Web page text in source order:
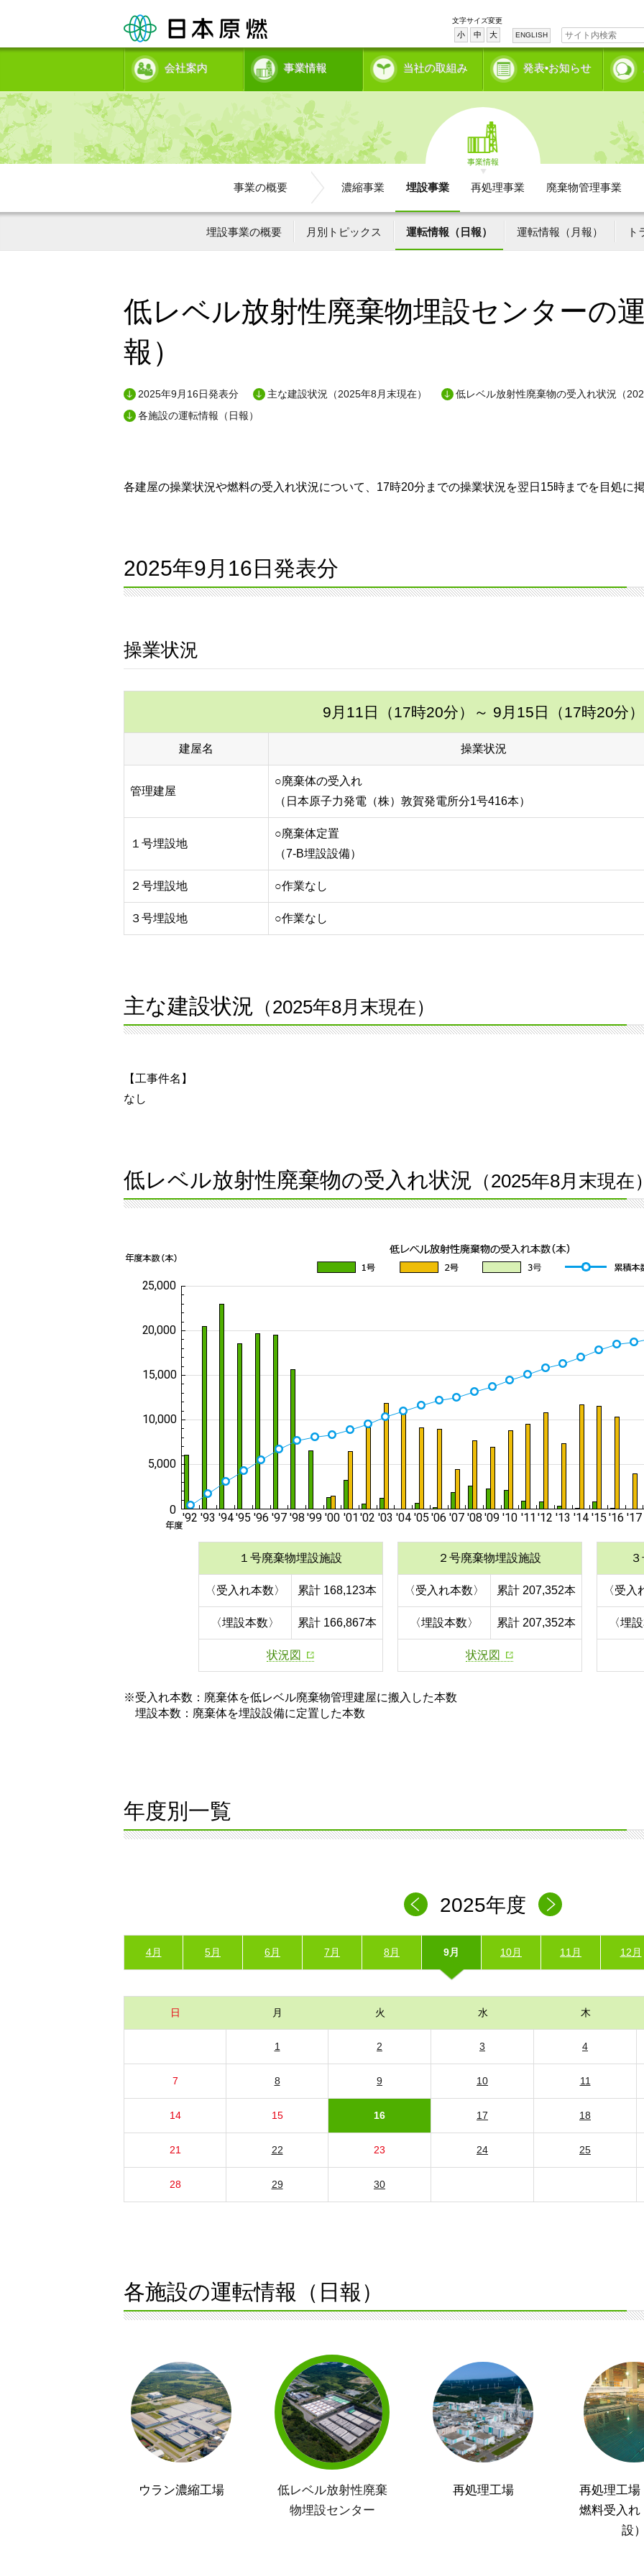
文字サイズ変更
小 中 大 ENGLISH
会社案内 事業情報 当社の取組み 発表•お知らせ
事業情報
事業の概要 濃縮事業 埋設事業 再処理事業 廃棄物管理事業
埋設事業の概要 月別トピックス 運転情報（日報） 運転情報（月報） ト
低レベル放射性廃棄物埋設センターの
報）
2025年9月16日発表分 主な建設状況（2025年8月末現在）
低レベル放射性廃棄物の受入れ状況（
各施設の運転情報（日報）
各建屋の操業状況や燃料の受入れ状況について、17時20分までの操業状況を翌日15時までを目処に
2025年9月16日発表分
操業状況
9月11日（17時20分） ～ 9月15日（17時20分）
建屋名 操業状況
管理建屋
○廃棄体の受入れ
（日本原子力発電（株）敦賀発電所分1号416本）
１号埋設地
○廃棄体定置
（7-B埋設設備）
２号埋設地 ○作業なし
３号埋設地 ○作業なし
主な建設状況 （2025年8月末現在）
【工事件名】
なし
低レベル放射性廃棄物の受入れ状況 （2025年8月末現在
１号廃棄物埋設施設
〈受入れ本数〉 累計 168,123本
〈埋設本数〉 累計 166,867本
状況図
２号廃棄物埋設施設
〈受入れ本数〉 累計 207,352本
〈埋設本数〉 累計 207,352本
状況図
〈受入
〈埋
※受入れ本数：廃棄体を低レベル廃棄物管理建屋に搬入した本数
埋設本数：廃棄体を埋設設備に定置した本数
年度別一覧
2025年度
4月 5月 6月 7月 8月 9月 10月 11月 12月
日 月 火 水 木
1 2 3 4
7 8 9 10 11
14 15 16 17 18
21 22 23 24 25
28 29 30
各施設の運転情報（日報）
ウラン濃縮工場
低レベル放射性廃棄
物埋設センター
再処理工場
再処理工場
燃料受入れ
設